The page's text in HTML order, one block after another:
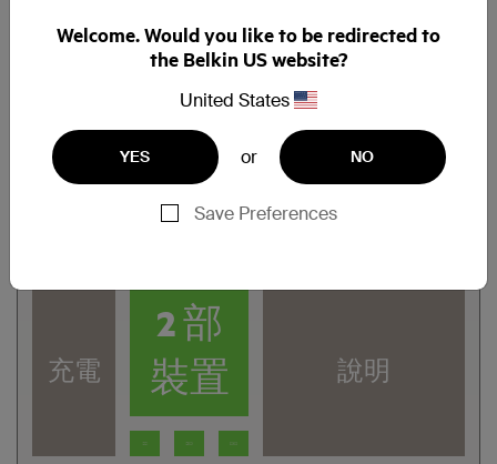
瓦特
速度亦較慢。
安
培/12
可以智能手機的最快速度
為大部分智能手機充電。
這稱為「最佳充電」。
充電
2 部
裝置
說明
Welcome. Would you like to be redirected to
the Belkin US website?
United States
YES or NO
Save Preferences